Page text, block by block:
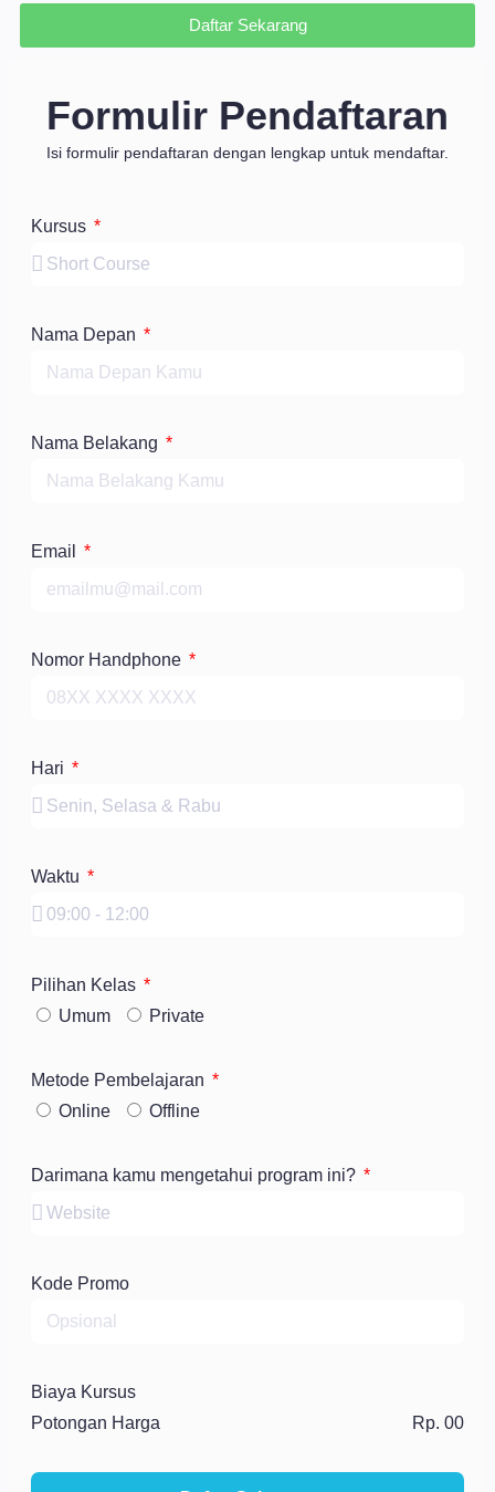
Daftar Sekarang
Formulir Pendaftaran
Isi formulir pendaftaran dengan lengkap untuk mendaftar.
Kursus
Nama Depan
Nama Belakang
Email
Nomor Handphone
Hari
Waktu
Pilihan Kelas
Umum
Private
Metode Pembelajaran
Online
Offline
Darimana kamu mengetahui program ini?
Kode Promo
Biaya Kursus
Potongan Harga
Rp. 00